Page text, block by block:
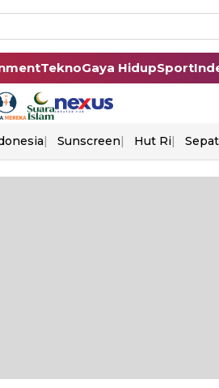
TeknoGaya HidupSport
Sunscreen Hut Ri